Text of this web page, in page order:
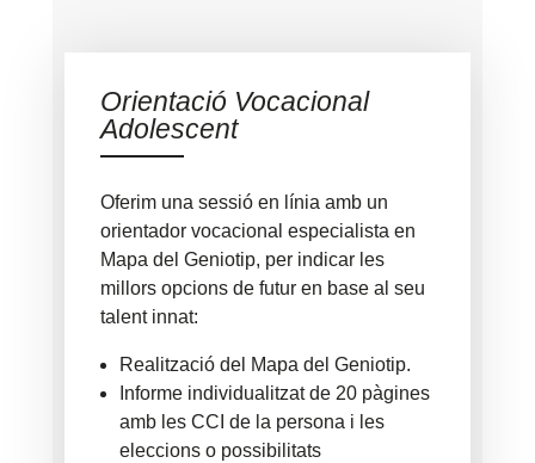
Orientació Vocacional
Adolescent
Oferim una sessió en línia amb un
orientador vocacional especialista en
Mapa del Geniotip, per indicar les
millors opcions de futur en base al seu
talent innat:
Realització del Mapa del Geniotip.
Informe individualitzat de 20 pàgines
amb les CCI de la persona i les
eleccions o possibilitats